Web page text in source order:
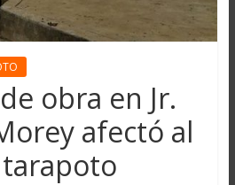
obra en Jr.
afectó al